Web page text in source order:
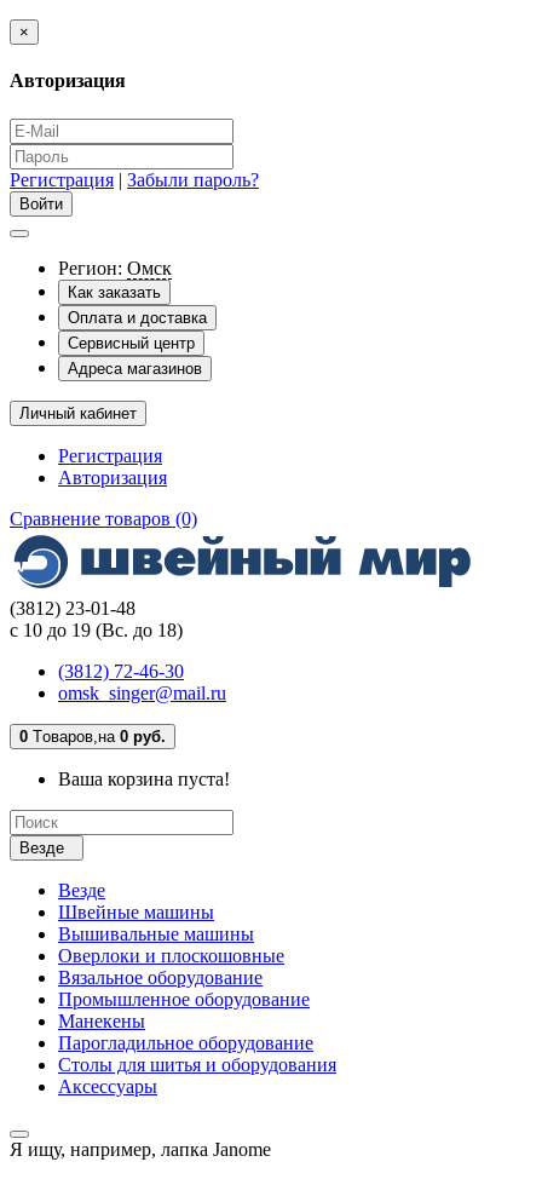
×
Авторизация
Регистрация | Забыли пароль?
Регион: Омск
Как заказать
Оплата и доставка
Сервисный центр
Адреса магазинов
Личный кабинет
Регистрация
Авторизация
Сравнение товаров (0)
(3812) 23-01-48
с 10 до 19 (Вс. до 18)
(3812) 72-46-30
omsk_singer@mail.ru
0 Tоваров,на 0 руб.
Ваша корзина пуста!
Везде
Везде
Швейные машины
Вышивальные машины
Оверлоки и плоскошовные
Вязальное оборудование
Промышленное оборудование
Манекены
Парогладильное оборудование
Столы для шитья и оборудования
Аксессуары
Я ищу, например, лапка Janome